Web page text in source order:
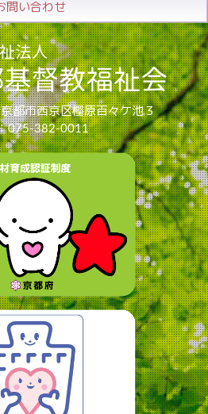
問い合わせ
都市西京区樫原百々ケ池３
075-382-0011